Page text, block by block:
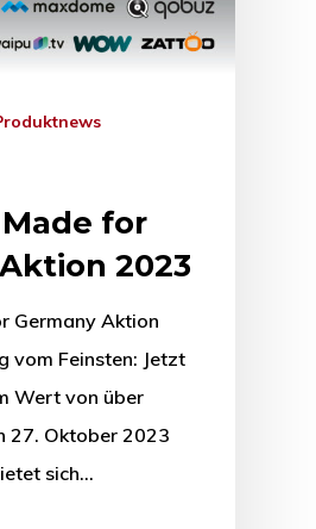
Produktnews
for
2023
Germany Aktion
vom Feinsten: Jetzt
Wert von über
27. Oktober 2023
sich…